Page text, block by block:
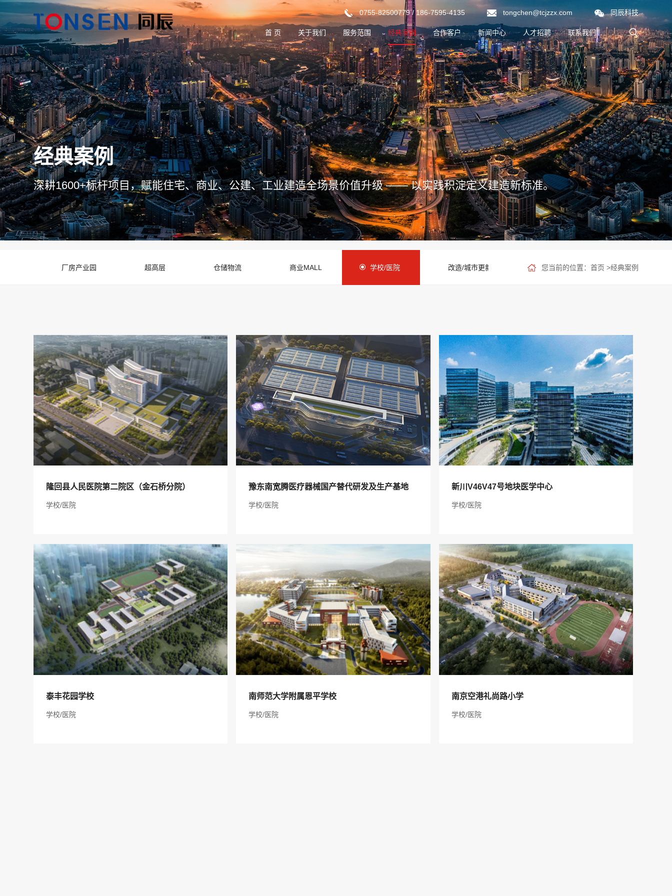
0755-82500779 / 186-7595-4135 tongchen@tcjzzx.com 同辰科技
首 页 关于我们
企业介绍
核心优势
企业文化
组织架构
服务范围
设计顾问
成本优化
建设管理
信息技术
双碳咨询
辰智汇讯
经典案例
厂房产业园
超高层
仓储物流
商业MALL
学校/医院
改造/城市更新
文旅酒店
第四代住宅
合作客户 新闻中心
同辰新闻
行业动态
人才招聘 联系我们
经典案例
深耕1600+标杆项目，赋能住宅、商业、公建、工业建造全场景价值升级 —— 以实践积淀定义建造新标准。
您当前的位置： 首页 >经典案例
厂房产业园 超高层 仓储物流 商业MALL 学校/医院 改造/城市更新 文旅酒店 第四代住宅
服务项目：隆回县人民医院第二院区（金石桥
分院）
建设单位：隆回县人民医院
隆回县人民医院第二院区（金石桥分院）
学校/医院
服务项目：豫东南宽腾医疗器械国产替代研发
及生产基地
建设单位：华信集团
豫东南宽腾医疗器械国产替代研发及生产基地
学校/医院
服务项目：新川V46V47号地块医学中心
项目地址：成都市
新川V46V47号地块医学中心
学校/医院
服务项目：泰丰花园学校
项目地址：惠州市
泰丰花园学校
学校/医院
服务项目：南师范大学附属恩平学校
项目地址：江门市
南师范大学附属恩平学校
学校/医院
服务项目：南京空港礼尚路小学
项目地址：南京市
南京空港礼尚路小学
学校/医院